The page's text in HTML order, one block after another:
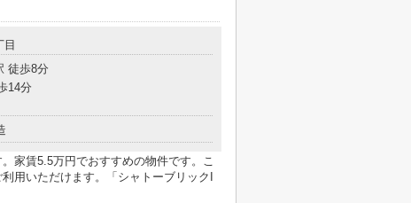
目
徒歩8分
14分
家賃5.5万円でおすすめの物件です。こ
用いただけます。「シャトーブリックI